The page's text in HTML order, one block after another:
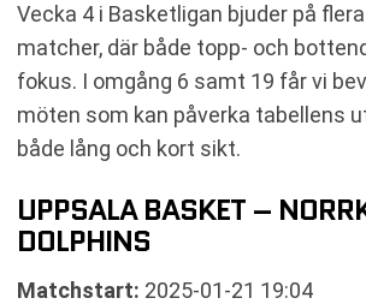
Vecka 4 i Basketligan bjuder på
matcher, där både topp- och
fokus. I omgång 6 samt 19 får vi
möten som kan påverka tabellens
både lång och kort sikt.
UPPSALA BASKET –
DOLPHINS
Matchstart: 2025-01-21 19:04